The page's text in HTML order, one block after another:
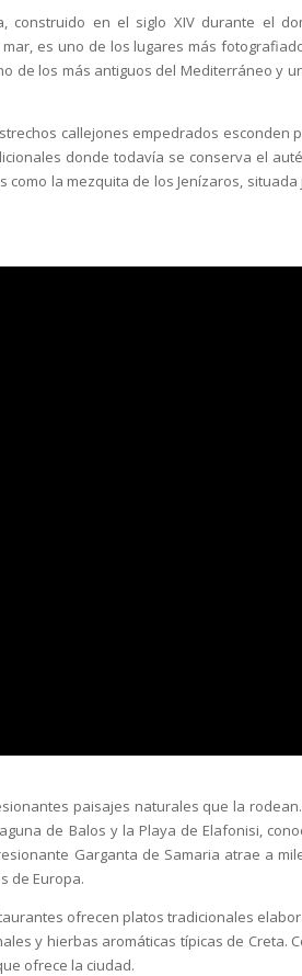
construido en el siglo XIV durante el
es uno de los lugares más
de los más antiguos del Mediterráneo y
callejones empedrados esconden
donde todavía se conserva el
la mezquita de los Jenízaros, situada
paisajes naturales que la
de Balos y la Playa de Elafonisi,
Garganta de Samaria atrae a
de Europa.
ofrecen platos tradicionales
y hierbas aromáticas típicas de Creta.
ofrece la ciudad.